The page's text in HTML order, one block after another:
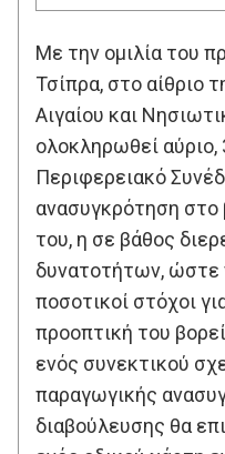
Με την ομιλία του
Τσίπρα, στο αίθριο
Αιγαίου και
ολοκληρωθεί αύριο,
Περιφερειακό
ανασυγκρότηση στο
του, η σε βάθος
δυνατοτήτων, ώστε
ποσοτικοί στόχοι
προοπτική του
ενός συνεκτικού
παραγωγικής
διαβούλευσης θα